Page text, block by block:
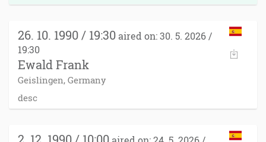
26. 10. 1990 / 19:30 aired on: 30. 5. 2026 /
19:30
Ewald Frank
Geislingen, Germany
desc